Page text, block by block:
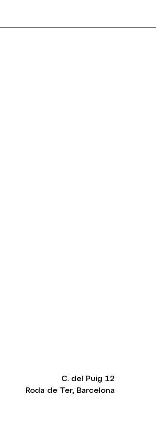
C. del Puig 12
Roda de Ter, Barcelona